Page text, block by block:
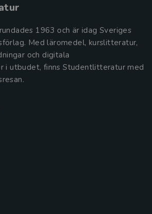
1963 och är idag Sveriges
Med läromedel, kurslitteratur,
och digitala
i utbudet, finns Studentlitteratur med